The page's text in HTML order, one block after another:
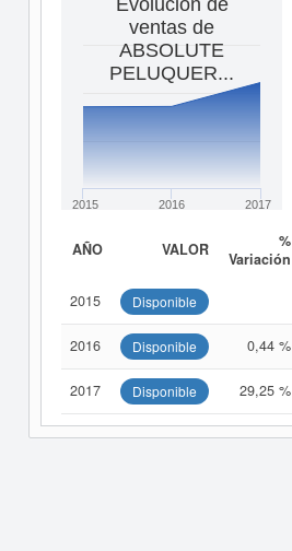
Evolución de
ventas de
ABSOLUTE
PELUQUER...
2015 2016 2017
AÑO VALOR
%
Variación
2015 Disponible
2016 Disponible 0,44 %
2017 Disponible 29,25 %